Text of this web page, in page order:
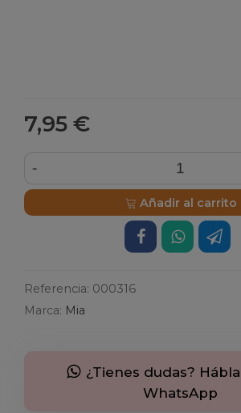
7,95 €
-
Añadir al carrito
Referencia: 000316
Marca: Mia
¿Tienes dudas?
WhatsApp